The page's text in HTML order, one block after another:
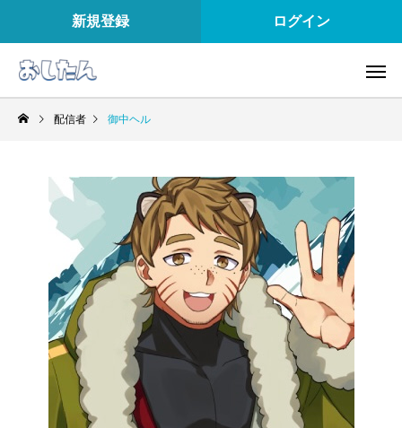
新規登録 ログイン
配信者 御中ヘル